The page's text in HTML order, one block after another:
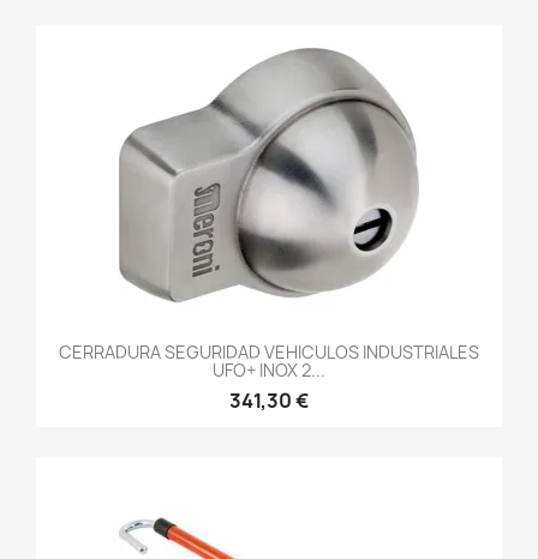
CERRADURA SEGURIDAD VEHICULOS INDUSTRIALES
UFO+ INOX 2...
341,30 €